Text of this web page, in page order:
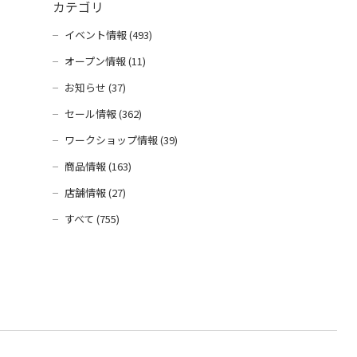
カテゴリ
イベント情報 (493)
オープン情報 (11)
お知らせ (37)
セール情報 (362)
ワークショップ情報 (39)
商品情報 (163)
店舗情報 (27)
すべて (755)